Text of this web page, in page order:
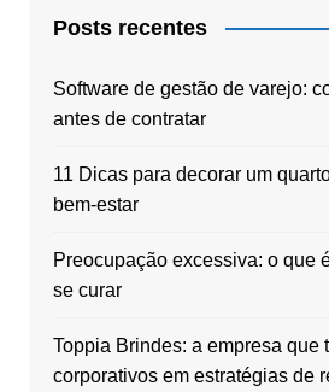
Posts recentes
Software de gestão de varejo:
antes de contratar
11 Dicas para decorar um
bem-estar
Preocupação excessiva: o que
se curar
Toppia Brindes: a empresa que
corporativos em estratégias de